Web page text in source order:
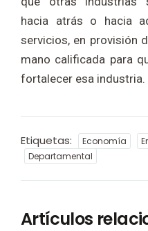
hacia atrás o hacia
servicios, en provisión
mano calificada para
fortalecer esa industria.
Etiquetas: Economía
Departamental
Artículos